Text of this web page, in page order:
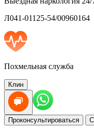
Л041-01125-54/00960164
Похмельная служба
Клин
Проконсультироваться